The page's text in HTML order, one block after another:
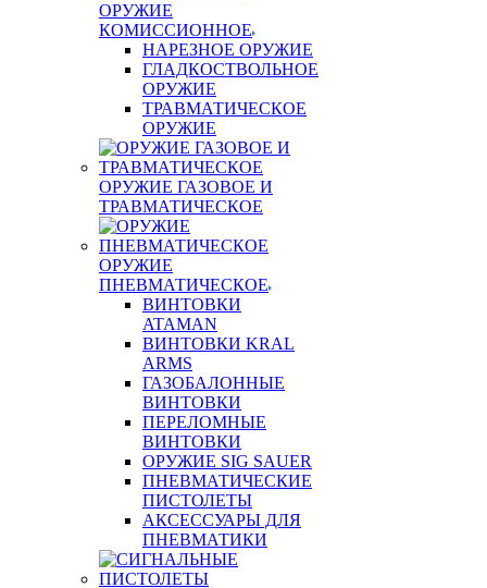
ОРУЖИЕ
КОМИССИОННОЕ
НАРЕЗНОЕ ОРУЖИЕ
ГЛАДКОСТВОЛЬНОЕ
ОРУЖИЕ
ТРАВМАТИЧЕСКОЕ
ОРУЖИЕ
ОРУЖИЕ ГАЗОВОЕ И
ТРАВМАТИЧЕСКОЕ
ОРУЖИЕ
ПНЕВМАТИЧЕСКОЕ
ВИНТОВКИ
ATAMAN
ВИНТОВКИ KRAL
ARMS
ГАЗОБАЛОННЫЕ
ВИНТОВКИ
ПЕРЕЛОМНЫЕ
ВИНТОВКИ
ОРУЖИЕ SIG SAUER
ПНЕВМАТИЧЕСКИЕ
ПИСТОЛЕТЫ
АКСЕССУАРЫ ДЛЯ
ПНЕВМАТИКИ